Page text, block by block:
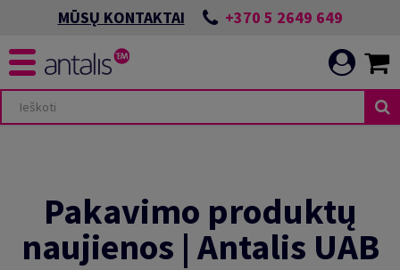
MŪSŲ KONTAKTAI +370 5 2649 649
Pakavimo produktų
naujienos | Antalis UAB